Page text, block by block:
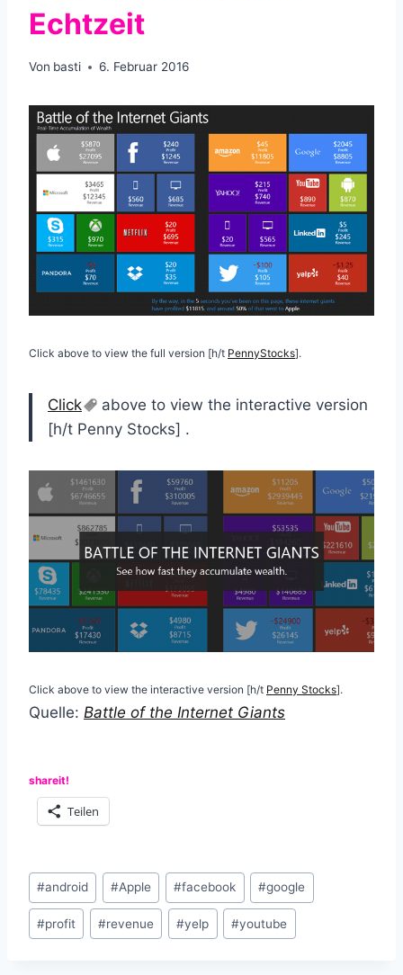
Echtzeit
Von basti 6. Februar 2016
Click above to view the full version [h/t PennyStocks].
Click
above to view the interactive version
[h/t Penny Stocks] .
Click above to view the interactive version [h/t Penny Stocks].
Quelle: Battle of the Internet Giants
shareit!
Teilen
Schlagworte:
#android #Apple #facebook #google
#profit #revenue #yelp #youtube